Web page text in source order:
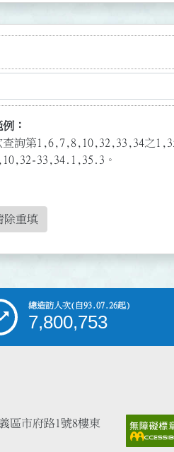
：
查詢第1,6,7,8,10,32,33,34之
33,34.1,35.3。
除重填
總造訪人次(自93.07.26起)
7,800,753
區市府路1號8樓東